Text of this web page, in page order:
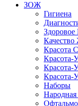
ЗОЖ
Гигиена
Красота
Красота-
Красота-
Красота-
Наборы